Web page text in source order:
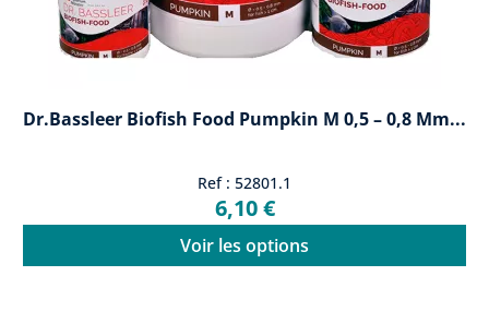
Dr.Bassleer Biofish Food Pumpkin M 0,5 – 0,8 Mm...
Ref : 52801.1
6,10 €
Voir les options